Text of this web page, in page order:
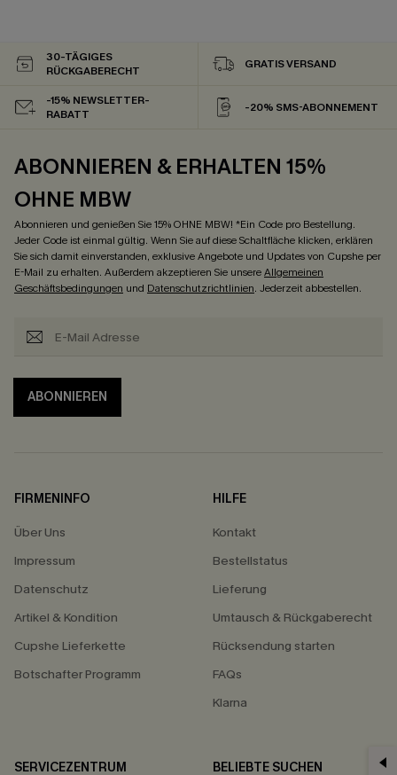
30-TÄGIGES
RÜCKGABERECHT
GRATIS VERSAND
-15% NEWSLETTER-
RABATT
-20% SMS-ABONNEMENT
ABONNIEREN & ERHALTEN 15%
OHNE MBW
Abonnieren und genießen Sie 15% OHNE MBW! *Ein Code pro Bestellung.
Jeder Code ist einmal gültig. Wenn Sie auf diese Schaltfläche klicken, erklären
Sie sich damit einverstanden, exklusive Angebote und Updates von Cupshe per
E-Mail zu erhalten. Außerdem akzeptieren Sie unsereAllgemeinen
Geschäftsbedingungen und Datenschutzrichtlinien. Jederzeit abbestellen.
ABONNIEREN
FIRMENINFO
Über Uns
Impressum
Datenschutz
Artikel & Kondition
Cupshe Lieferkette
Botschafter Programm
HILFE
Kontakt
Bestellstatus
Lieferung
Umtausch & Rückgaberecht
Rücksendung starten
FAQs
Klarna
SERVICEZENTRUM
BELIEBTE SUCHEN